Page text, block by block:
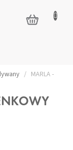
KOSZYK
/ MARLA -